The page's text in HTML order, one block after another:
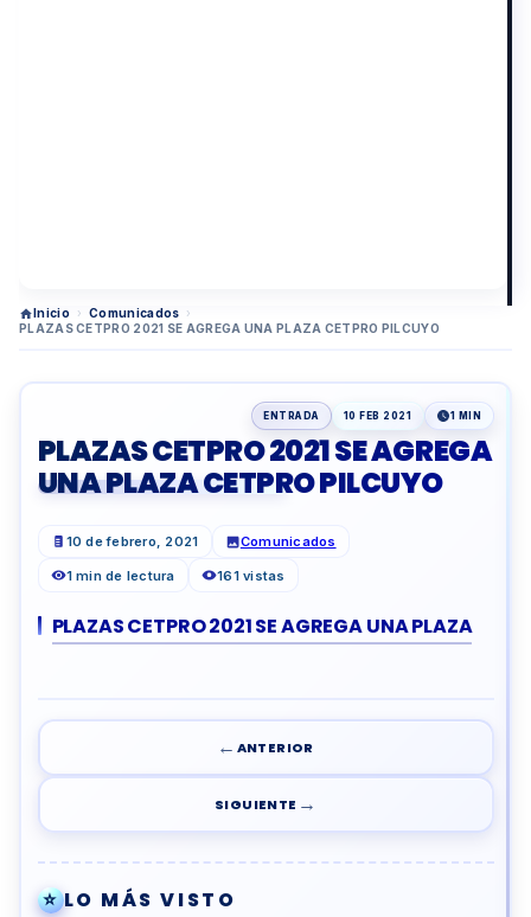
Inicio › Comunicados ›
PLAZAS CETPRO 2021 SE AGREGA UNA PLAZA CETPRO PILCUYO
ENTRADA 10 FEB 2021 1 MIN
PLAZAS CETPRO 2021 SE AGREGA
UNA PLAZA CETPRO PILCUYO
10 de febrero, 2021 Comunicados
1 min de lectura 161 vistas
PLAZAS CETPRO 2021 SE AGREGA UNA PLAZA
← ANTERIOR
SIGUIENTE →
⭐LO MÁS VISTO